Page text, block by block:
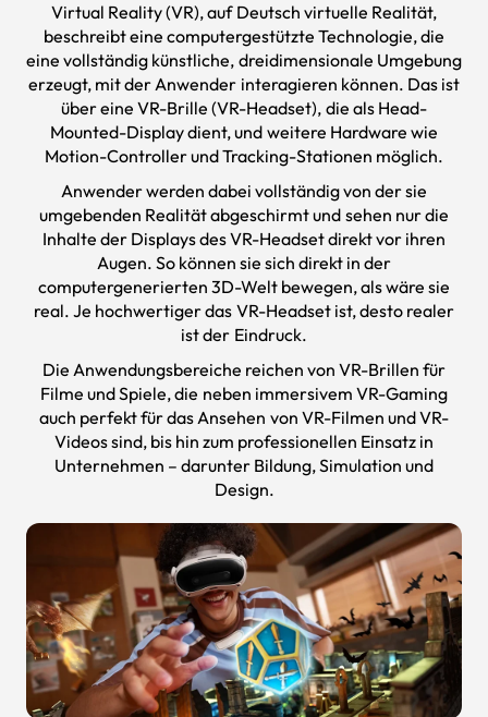
Virtual Reality (VR), auf Deutsch virtuelle Realität,
beschreibt eine computergestützte Technologie, die
eine vollständig künstliche, dreidimensionale Umgebung
erzeugt, mit der Anwender interagieren können. Das ist
über eine VR-Brille (VR-Headset), die als Head-
Mounted-Display dient, und weitere Hardware wie
Motion-Controller und Tracking-Stationen möglich.
Anwender werden dabei vollständig von der sie
umgebenden Realität abgeschirmt und sehen nur die
Inhalte der Displays des VR-Headset direkt vor ihren
Augen. So können sie sich direkt in der
computergenerierten 3D-Welt bewegen, als wäre sie
real. Je hochwertiger das VR-Headset ist, desto realer
ist der Eindruck.
Die Anwendungsbereiche reichen vonVR-Brillen für
Filme und Spiele, die neben immersivem VR-Gaming
auch perfekt für das Ansehen von VR-Filmen und VR-
Videos sind, bis hin zum professionellen Einsatz in
Unternehmen – darunter Bildung, Simulation und
Design.